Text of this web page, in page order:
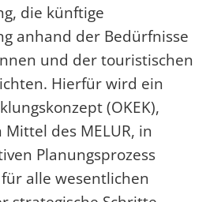
die künftige
anhand der Bedürfnisse
und der touristischen
Hierfür wird ein
(OKEK),
des MELUR, in
Planungsprozess
alle wesentlichen